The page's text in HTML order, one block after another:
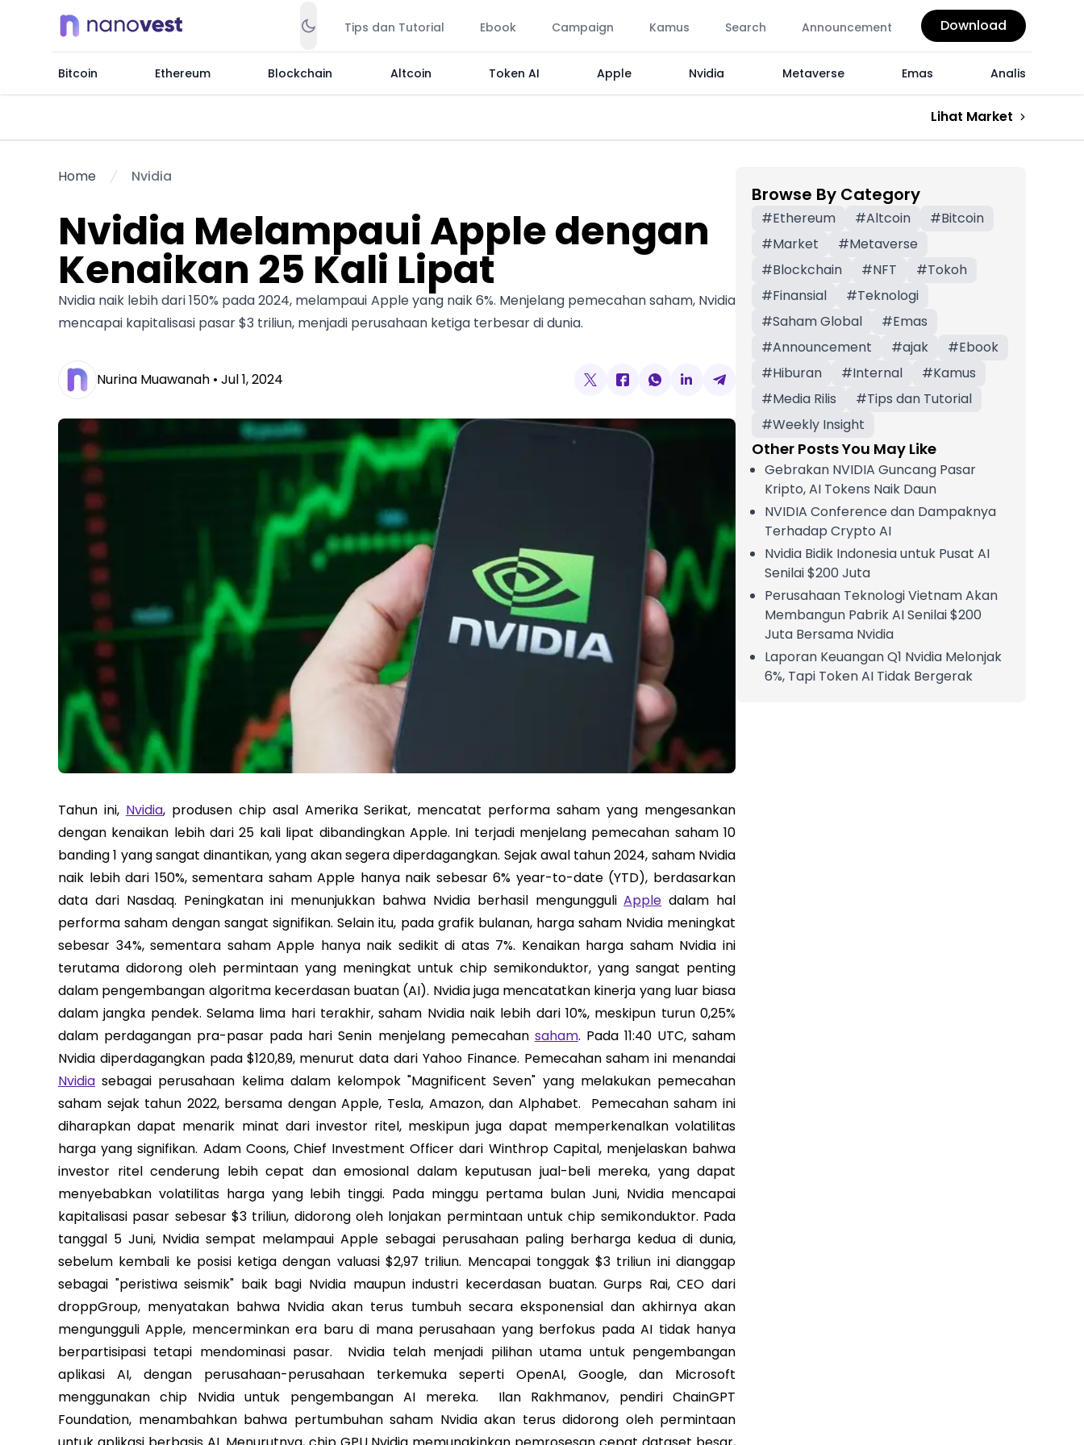
Tips dan Tutorial Ebook Campaign Kamus Search Announcement Download
Bitcoin Ethereum Blockchain Altcoin Token AI Apple Nvidia Metaverse Emas Analis
Lihat Market
Home Nvidia
Nvidia Melampaui Apple dengan
Kenaikan 25 Kali Lipat
Nvidia naik lebih dari 150% pada 2024, melampaui Apple yang naik 6%. Menjelang pemecahan saham, Nvidia
mencapai kapitalisasi pasar $3 triliun, menjadi perusahaan ketiga terbesar di dunia.
Nurina Muawanah • Jul 1, 2024
Tahun ini, Nvidia, produsen chip asal Amerika Serikat, mencatat performa saham yang mengesankan
dengan kenaikan lebih dari 25 kali lipat dibandingkan Apple. Ini terjadi menjelang pemecahan saham 10
banding 1 yang sangat dinantikan, yang akan segera diperdagangkan. Sejak awal tahun 2024, saham Nvidia
naik lebih dari 150%, sementara saham Apple hanya naik sebesar 6% year-to-date (YTD), berdasarkan
data dari Nasdaq. Peningkatan ini menunjukkan bahwa Nvidia berhasil mengungguliApple dalam hal
performa saham dengan sangat signifikan. Selain itu, pada grafik bulanan, harga saham Nvidia meningkat
sebesar 34%, sementara saham Apple hanya naik sedikit di atas 7%. Kenaikan harga saham Nvidia ini
terutama didorong oleh permintaan yang meningkat untuk chip semikonduktor, yang sangat penting
dalam pengembangan algoritma kecerdasan buatan (AI). Nvidia juga mencatatkan kinerja yang luar biasa
dalam jangka pendek. Selama lima hari terakhir, saham Nvidia naik lebih dari 10%, meskipun turun 0,25%
dalam perdagangan pra-pasar pada hari Senin menjelang pemecahan saham. Pada 11:40 UTC, saham
Nvidia diperdagangkan pada $120,89, menurut data dari Yahoo Finance. Pemecahan saham ini menandai
Nvidia sebagai perusahaan kelima dalam kelompok "Magnificent Seven" yang melakukan pemecahan
saham sejak tahun 2022, bersama dengan Apple, Tesla, Amazon, dan Alphabet. Pemecahan saham ini
diharapkan dapat menarik minat dari investor ritel, meskipun juga dapat memperkenalkan volatilitas
harga yang signifikan. Adam Coons, Chief Investment Officer dari Winthrop Capital, menjelaskan bahwa
investor ritel cenderung lebih cepat dan emosional dalam keputusan jual-beli mereka, yang dapat
menyebabkan volatilitas harga yang lebih tinggi. Pada minggu pertama bulan Juni, Nvidia mencapai
kapitalisasi pasar sebesar $3 triliun, didorong oleh lonjakan permintaan untuk chip semikonduktor. Pada
tanggal 5 Juni, Nvidia sempat melampaui Apple sebagai perusahaan paling berharga kedua di dunia,
sebelum kembali ke posisi ketiga dengan valuasi $2,97 triliun. Mencapai tonggak $3 triliun ini dianggap
sebagai "peristiwa seismik" baik bagi Nvidia maupun industri kecerdasan buatan. Gurps Rai, CEO dari
droppGroup, menyatakan bahwa Nvidia akan terus tumbuh secara eksponensial dan akhirnya akan
mengungguli Apple, mencerminkan era baru di mana perusahaan yang berfokus pada AI tidak hanya
berpartisipasi tetapi mendominasi pasar. Nvidia telah menjadi pilihan utama untuk pengembangan
aplikasi AI, dengan perusahaan-perusahaan terkemuka seperti OpenAI, Google, dan Microsoft
menggunakan chip Nvidia untuk pengembangan AI mereka. Ilan Rakhmanov, pendiri ChainGPT
Foundation, menambahkan bahwa pertumbuhan saham Nvidia akan terus didorong oleh permintaan
Browse By Category
#Ethereum #Altcoin #Bitcoin
#Market #Metaverse
#Blockchain #NFT #Tokoh
#Finansial #Teknologi
#Saham Global #Emas
#Announcement #ajak #Ebook
#Hiburan #Internal #Kamus
#Media Rilis #Tips dan Tutorial
#Weekly Insight
Other Posts You May Like
Gebrakan NVIDIA Guncang Pasar
Kripto, AI Tokens Naik Daun
NVIDIA Conference dan Dampaknya
Terhadap Crypto AI
Nvidia Bidik Indonesia untuk Pusat AI
Senilai $200 Juta
Perusahaan Teknologi Vietnam Akan
Membangun Pabrik AI Senilai $200
Juta Bersama Nvidia
Laporan Keuangan Q1 Nvidia Melonjak
6%, Tapi Token AI Tidak Bergerak